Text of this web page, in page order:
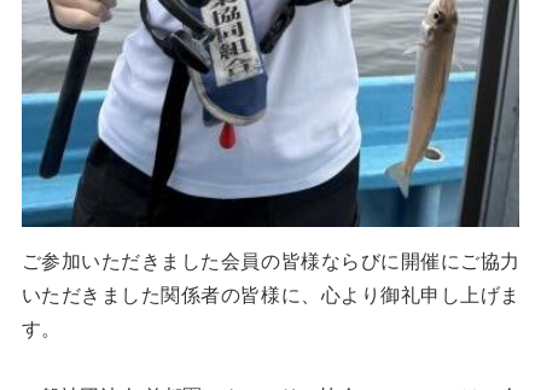
ご参加いただきました会員の皆様ならびに開催にご協力
いただきました関係者の皆様に、心より御礼申し上げま
す。